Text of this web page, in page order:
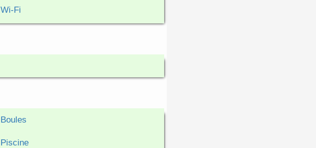
Wi-Fi
Boules
Piscine